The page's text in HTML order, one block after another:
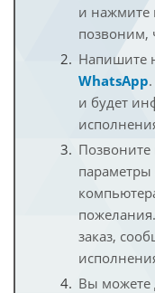
и нажмите
позвоним,
Напишите
WhatsApp
и будет
Позвоните
заказ,
Вы можете